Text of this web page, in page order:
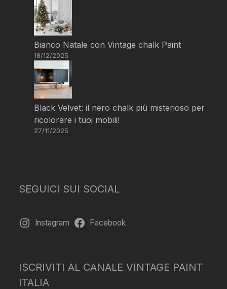
Bianco Natale con Vintage chalk Paint
18/12/2025
Black Velvet: il nero chalk più misterioso per
ricolorare i tuoi mobili!
27/11/2025
SEGUICI SUI SOCIAL
Instagram Facebook
ISCRIVITI AL CANALE VINTAGE PAINT
ITALIA